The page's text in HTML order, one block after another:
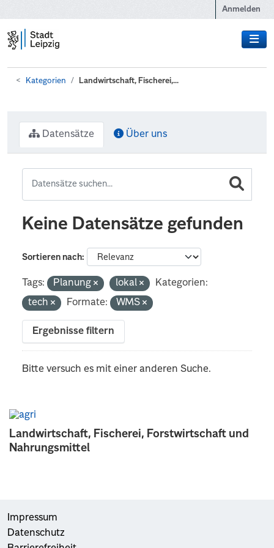
Anmelden
Kategorien Landwirtschaft, Fischerei,...
Landwirtschaft, Fischerei, Forstwirtschaft und
Nahrungsmittel
Datensätze Über uns
Keine Datensätze gefunden
Sortieren nach
Tags: Planung lokal
Kategorien:
tech
Formate: WMS
Ergebnisse filtern
Bitte versuch es mit einer anderen Suche.
Impressum
Datenschutz